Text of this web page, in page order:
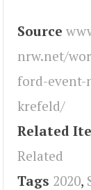
Source
nrw.net/
ford-event-
krefeld/
Related
Related
Tags 2020,